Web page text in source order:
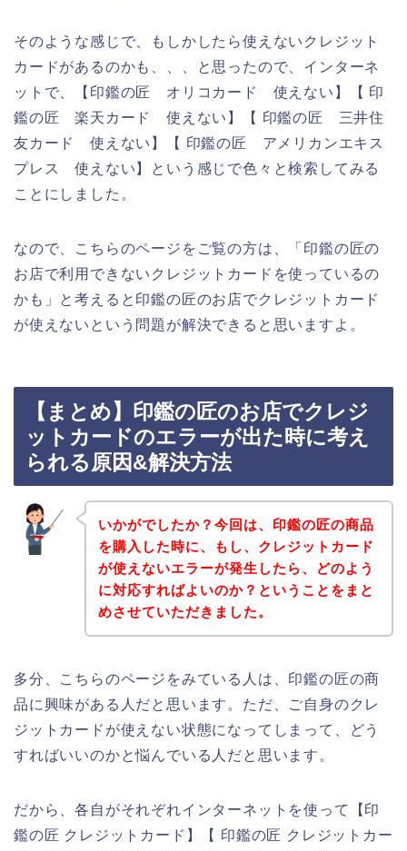
そのような感じで、もしかしたら使えないクレジット
カードがあるのかも、、、と思ったので、インターネ
ットで、【印鑑の匠 オリコカード 使えない】【 印
鑑の匠 楽天カード 使えない】【 印鑑の匠 三井住
友カード 使えない】【 印鑑の匠 アメリカンエキス
プレス 使えない】という感じで色々と検索してみる
ことにしました。
なので、こちらのページをご覧の方は、「印鑑の匠の
お店で利用できないクレジットカードを使っているの
かも」と考えると印鑑の匠のお店でクレジットカード
が使えないという問題が解決できると思いますよ。
【まとめ】印鑑の匠のお店でクレジ
ットカードのエラーが出た時に考え
られる原因&解決方法
いかがでしたか？今回は、印鑑の匠の商品
を購入した時に、もし、クレジットカード
が使えないエラーが発生したら、どのよう
に対応すればよいのか？ということをまと
めさせていただきました。
多分、こちらのページをみている人は、印鑑の匠の商
品に興味がある人だと思います。ただ、ご自身のクレ
ジットカードが使えない状態になってしまって、どう
すればいいのかと悩んでいる人だと思います。
だから、各自がそれぞれインターネットを使って【印
鑑の匠 クレジットカード】【 印鑑の匠 クレジットカー